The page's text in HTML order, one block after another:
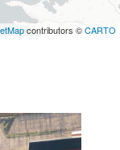
contributors ©CARTO